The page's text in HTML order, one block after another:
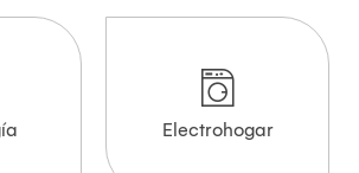
Electrohogar